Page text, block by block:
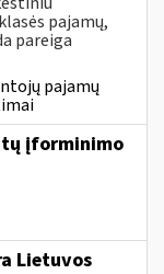
pajamų,
pareiga
pajamų
įforminimo
Lietuvos